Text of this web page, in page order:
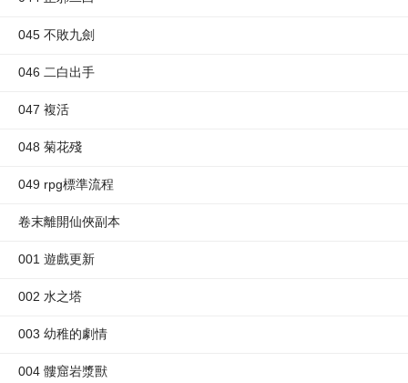
045 不敗九劍
046 二白出手
047 複活
048 菊花殘
049 rpg標準流程
卷末離開仙俠副本
001 遊戲更新
002 水之塔
003 幼稚的劇情
004 髏窟岩漿獸